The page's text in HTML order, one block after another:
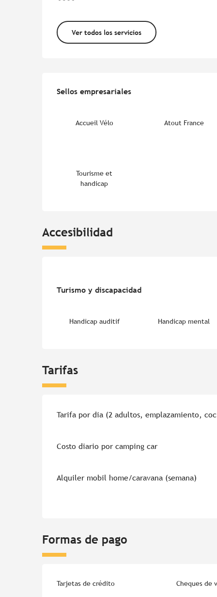
Ver todos los servicios
Sellos empresariales
Sellos empresariales
Accueil Vélo Atout France
Tourisme et
handicap
Accesibilidad
Turismo y discapacidad
Turismo y discapacidad
Handicap auditif Handicap mental
Tarifas
Tarifas 2026
Tarifa por dia (2 adultos, emplazamiento,
Costo diario por camping car
Alquiler mobil home/caravana (semana)
Formas de pago
Tarjetas de crédito Cheques de